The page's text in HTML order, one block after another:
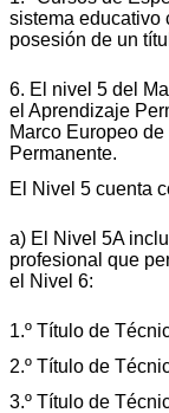
sistema educativo
posesión de un
6. El nivel 5 del
el Aprendizaje
Marco Europeo
Permanente.
El Nivel 5 cuenta
a) El Nivel 5A
profesional que
el Nivel 6:
1.º Título de
2.º Título de
3.º Título de